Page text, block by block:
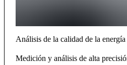
Análisis de la calidad de la energía
Medición y análisis de alta